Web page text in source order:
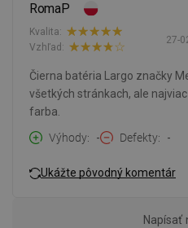
RomaP
27-
Kvalita:
Vzhľad:
Čierna batéria Largo značky
všetkých stránkach, ale
farba.
Výhody
- Defekty -
Ukážte pôvodný komentár
Napísať